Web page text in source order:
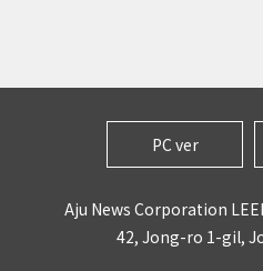
PC ver
Aju News Corporation
42, Jong-ro 1-gil,